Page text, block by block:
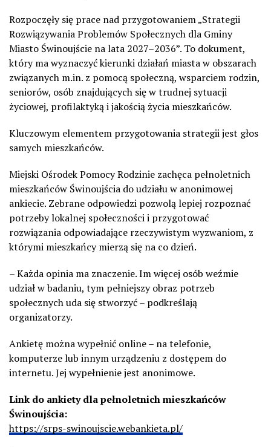
Rozpoczęły się prace nad przygotowaniem „Strategii
Rozwiązywania Problemów Społecznych dla Gminy
Miasto Świnoujście na lata 2027–2036”. To dokument,
który ma wyznaczyć kierunki działań miasta w obszarach
związanych m.in. z pomocą społeczną, wsparciem rodzin,
seniorów, osób znajdujących się w trudnej sytuacji
życiowej, profilaktyką i jakością życia mieszkańców.
Kluczowym elementem przygotowania strategii jest głos
samych mieszkańców.
Miejski Ośrodek Pomocy Rodzinie zachęca pełnoletnich
mieszkańców Świnoujścia do udziału w anonimowej
ankiecie. Zebrane odpowiedzi pozwolą lepiej rozpoznać
potrzeby lokalnej społeczności i przygotować
rozwiązania odpowiadające rzeczywistym wyzwaniom, z
którymi mieszkańcy mierzą się na co dzień.
– Każda opinia ma znaczenie. Im więcej osób weźmie
udział w badaniu, tym pełniejszy obraz potrzeb
społecznych uda się stworzyć – podkreślają
organizatorzy.
Ankietę można wypełnić online – na telefonie,
komputerze lub innym urządzeniu z dostępem do
internetu. Jej wypełnienie jest anonimowe.
Link do ankiety dla pełnoletnich mieszkańców
Świnoujścia:
https://srps-swinoujscie.webankieta.pl/